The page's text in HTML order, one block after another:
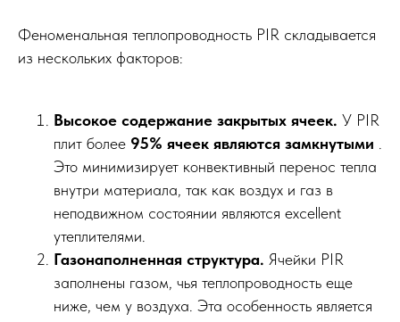
Феноменальная теплопроводность PIR складывается
из нескольких факторов:
Высокое содержание закрытых ячеек. У PIR
плит более 95% ячеек являются замкнутыми
Это минимизирует конвективный перенос тепла
внутри материала, так как воздух и газ в
неподвижном состоянии являются excellent
утеплителями.
Газонаполненная структура. Ячейки PIR
заполнены газом, чья теплопроводность еще
ниже, чем у воздуха. Эта особенность является